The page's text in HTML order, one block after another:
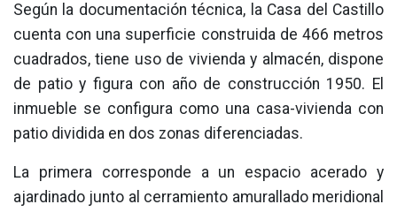
Según la documentación técnica, la Casa del Castillo
cuenta con una superficie construida de 466 metros
cuadrados, tiene uso de vivienda y almacén, dispone
de patio y figura con año de construcción 1950. El
inmueble se configura como una casa-vivienda con
patio dividida en dos zonas diferenciadas.
La primera corresponde a un espacio acerado y
ajardinado junto al cerramiento amurallado meridional